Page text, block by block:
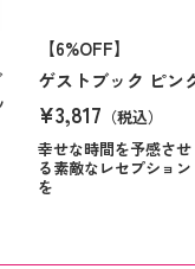
【6%OFF】
ゲストブック ピン
¥3,817 （税込）
幸せな時間を予感させ
る素敵なレセプション
を